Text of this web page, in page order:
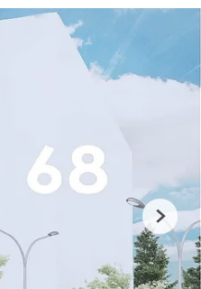
Next